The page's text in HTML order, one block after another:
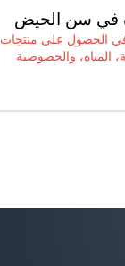
في سن الحيض
الحصول على منتجات
المياه، والخصوصية